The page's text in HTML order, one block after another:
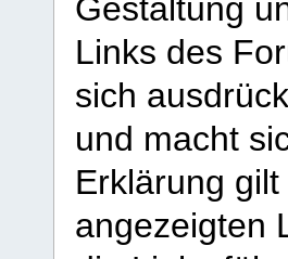
Gestaltung
Links des
sich
und macht
Erklärung
angezeigten